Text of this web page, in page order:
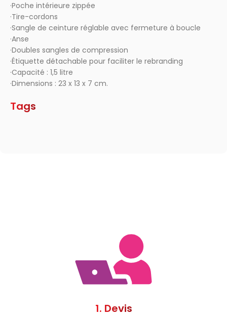
·Poche intérieure zippée
·Tire-cordons
·Sangle de ceinture réglable avec fermeture à boucle
·Anse
·Doubles sangles de compression
·Étiquette détachable pour faciliter le rebranding
·Capacité : 1,5 litre
·Dimensions : 23 x 13 x 7 cm.
Tags
1. Devis